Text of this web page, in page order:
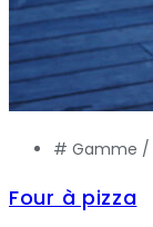
# Gamme /
Four à pizza